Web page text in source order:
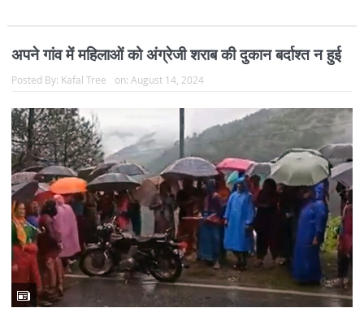
अपने गांव में महिलाओं को अंग्रेजी शराब की दुकान बर्दाश्त न हुई
Posted By: Kafal Tree on: August 14, 2024